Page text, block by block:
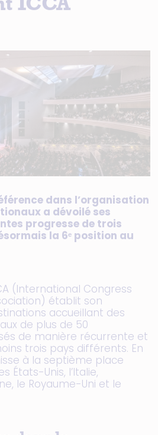
ICCA
dans l’organisation
a dévoilé ses
progresse de trois
la 6ᵉ position au
(International Congress
établit son
accueillant des
de plus de 50
de manière récurrente et
trois pays différents. En
à la septième place
États-Unis, l’Italie,
le Royaume-Uni et le